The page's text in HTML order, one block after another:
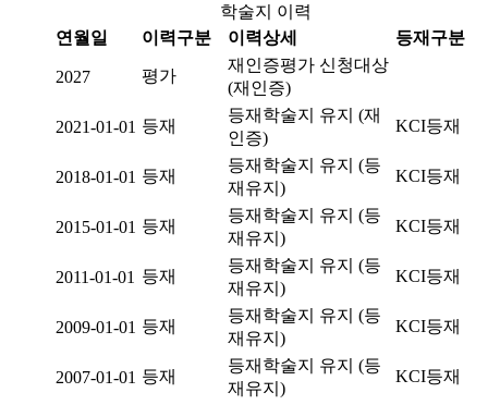
학술지 이력
연월일
이력구분 이력상세 등재구분
2027 평가
재인증평가 신청대상
(재인증)
2021-01-01 등재
등재학술지 유지 (재
인증)
KCI등재
2018-01-01 등재
등재학술지 유지 (등
재유지)
KCI등재
2015-01-01 등재
등재학술지 유지 (등
재유지)
KCI등재
2011-01-01 등재
등재학술지 유지 (등
재유지)
KCI등재
2009-01-01 등재
등재학술지 유지 (등
재유지)
KCI등재
2007-01-01 등재
등재학술지 유지 (등
재유지)
KCI등재